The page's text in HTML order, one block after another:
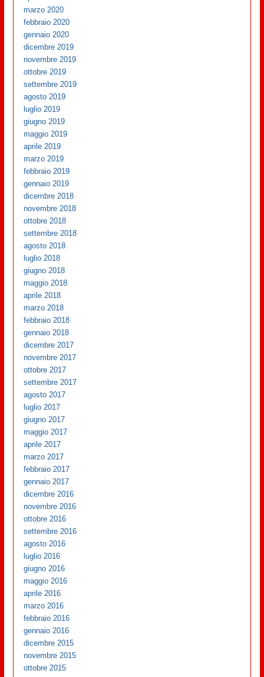
marzo 2020
febbraio 2020
gennaio 2020
dicembre 2019
novembre 2019
ottobre 2019
settembre 2019
agosto 2019
luglio 2019
giugno 2019
maggio 2019
aprile 2019
marzo 2019
febbraio 2019
gennaio 2019
dicembre 2018
novembre 2018
ottobre 2018
settembre 2018
agosto 2018
luglio 2018
giugno 2018
maggio 2018
aprile 2018
marzo 2018
febbraio 2018
gennaio 2018
dicembre 2017
novembre 2017
ottobre 2017
settembre 2017
agosto 2017
luglio 2017
giugno 2017
maggio 2017
aprile 2017
marzo 2017
febbraio 2017
gennaio 2017
dicembre 2016
novembre 2016
ottobre 2016
settembre 2016
agosto 2016
luglio 2016
giugno 2016
maggio 2016
aprile 2016
marzo 2016
febbraio 2016
gennaio 2016
dicembre 2015
novembre 2015
ottobre 2015